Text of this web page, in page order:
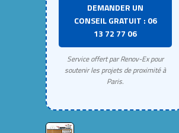
DEMANDER UN
CONSEIL GRATUIT : 06
13 72 77 06
Service offert par Renov-Ex pour
soutenir les projets de proximité à
Paris.